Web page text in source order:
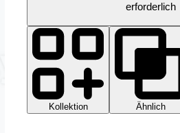
erforderlich
Kollektion
Ähnlich